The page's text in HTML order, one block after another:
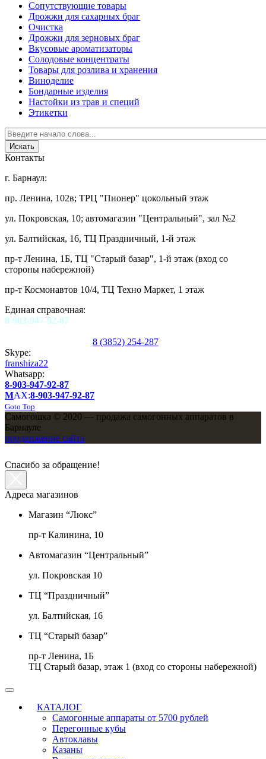
Сопутствующие товары
Дрожжи для сахарных браг
Очистка
Дрожжи для зерновых браг
Вкусовые ароматизаторы
Солодовые концентраты
Товары для розлива и хранения
Виноделие
Бондарные изделия
Настойки из трав и специй
Этикетки
Контакты
г. Барнаул:
пр. Ленина, 102в; ТРЦ "Пионер" цокольный этаж
ул. Покровская, 10; автомагазин "Центральный", зал №2
ул. Балтийская, 16, ТЦ Праздничный, 1-й этаж
пр-т Ленина, 1Б, ТЦ "Старый базар", 1-й этаж (вход со
стороны набережной)
пр-т Космонавтов 10/4, ТЦ Техно Маркет, 1 этаж
Единая справочная:
8-903-947-92-87
8 (3852) 254-287
Skype:
franshiza22
Whatsapp:
8-903-947-92-87
MAX:8-903-947-92-87
Goto Top
Самогошка © 2020 — продажа самогонных аппаратов в
Барнауле
продвижение сайта
Спасибо за обращение!
Адреса магазинов
Магазин “Люкс”
пр-т Калинина, 10
Автомагазин “Центральный”
ул. Покровская 10
ТЦ “Праздничный”
ул. Балтийская, 16
ТЦ “Старый базар”
пр-т Ленина, 1Б
ТЦ Старый базар, этаж 1 (вход со стороны набережной)
КАТАЛОГ
Самогонные аппараты от 5700 рублей
Перегонные кубы
Автоклавы
Казаны